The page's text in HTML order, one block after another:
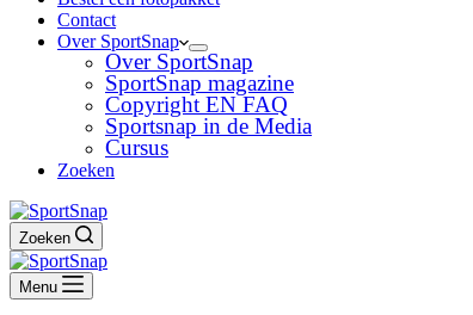
Contact
Over SportSnap
Over SportSnap
SportSnap magazine
Copyright EN FAQ
Sportsnap in de Media
Cursus
Zoeken
Zoeken
Menu